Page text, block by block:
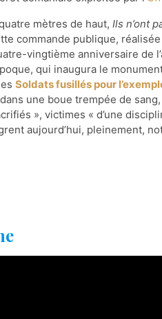
mètres de haut, Ils n’ont
commande publique,
vingtième anniversaire de
qui inaugura le
Soldats fusillés pour
une boue trempée de
», victimes « d’une
aujourd’hui, pleinement,